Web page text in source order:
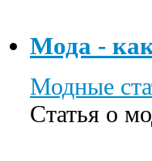
Мода -
Модные
Статья о